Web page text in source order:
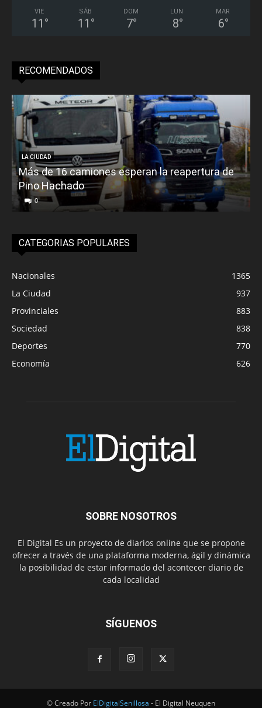
VIE
11 °
SÁB
11 °
DOM
7°
LUN
8°
MAR
6°
RECOMENDADOS
LA CIUDAD
Más de 16 camiones esperan la reapertura de
Pino Hachado
0
CATEGORIAS POPULARES
Nacionales
1365
La Ciudad
937
Provinciales
883
Sociedad
838
Deportes
770
Economía
626
SOBRE NOSOTROS
El Digital Es un proyecto de diarios online que se propone
ofrecer a través de una plataforma moderna, ágil y dinámica
la posibilidad de estar informado del acontecer diario de
cada localidad
SÍGUENOS
© Creado Por ElDigitalSenillosa - El Digital Neuquen